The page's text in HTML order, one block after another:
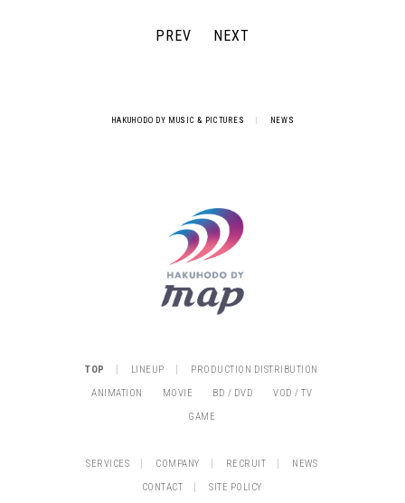
PREV NEXT
HAKUHODO DY MUSIC & PICTURES NEWS
TOP LINEUP
PRODUCTION DISTRIBUTION
ANIMATION
MOVIE BD / DVD
VOD / TV
GAME
SERVICES COMPANY RECRUIT
NEWS
CONTACT
SITE POLICY